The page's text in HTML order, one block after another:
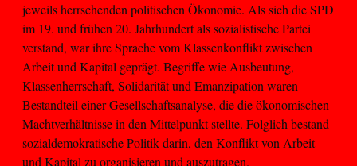
jeweils herrschenden politischen Ökonomie. Als sich die SPD
im 19. und frühen 20. Jahrhundert als sozialistische Partei
verstand, war ihre Sprache vom Klassenkonflikt zwischen
Arbeit und Kapital geprägt. Begriffe wie Ausbeutung,
Klassenherrschaft, Solidarität und Emanzipation waren
Bestandteil einer Gesellschaftsanalyse, die die ökonomischen
Machtverhältnisse in den Mittelpunkt stellte. Folglich bestand
sozialdemokratische Politik darin, den Konflikt von Arbeit
und Kapital zu organisieren und auszutragen.